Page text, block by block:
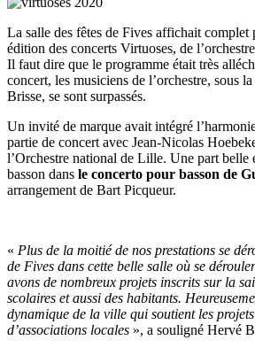
La salle des fêtes de Fives affichait complet
édition des concerts Virtuoses, de
Il faut dire que le programme était très
concert, les musiciens de l’orchestre, sous
Brisse, se sont surpassés.
Un invité de marque avait intégré
partie de concert avec Jean-Nicolas
l’Orchestre national de Lille. Une part belle
basson dans le concerto pour basson de
arrangement de Bart Picqueur.
« Plus de la moitié de nos prestations se
de Fives dans cette belle salle où se
avons de nombreux projets inscrits sur la
scolaires et aussi des habitants.
dynamique de la ville qui soutient les
d’associations locales », a souligné Hervé